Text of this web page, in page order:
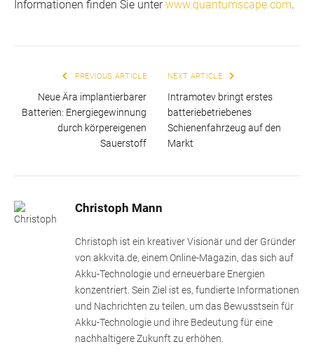
Informationen finden Sie unterwww.quantumscape.com.
PREVIOUS ARTICLE
Neue Ära implantierbarer
Batterien: Energiegewinnung
durch körpereigenen
Sauerstoff
NEXT ARTICLE
Intramotev bringt erstes
batteriebetriebenes
Schienenfahrzeug auf den
Markt
Christoph Mann
Christoph ist ein kreativer Visionär und der Gründer
von akkvita.de, einem Online-Magazin, das sich auf
Akku-Technologie und erneuerbare Energien
konzentriert. Sein Ziel ist es, fundierte Informationen
und Nachrichten zu teilen, um das Bewusstsein für
Akku-Technologie und ihre Bedeutung für eine
nachhaltigere Zukunft zu erhöhen.